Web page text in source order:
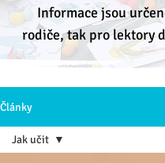
Informace jsou
rodiče, tak pro lektory
Články
Jak učit